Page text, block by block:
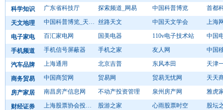
科学知识 广东省科技厅 探索频道_网易 中国科普博览 首都
天文地理 中国科普博览_天文馆 丝路天文 中国天文学会 上海
电子家电 百汇家电网 国美电器 110v电子技术站 中国
手机频道 手机信号屏蔽器 手机之家 友人网 中国
汽车品牌 上海通用 北京吉普 东风本田 天津
商务贸易 中国商贸网 贸易网 贸易无忧网 天天
房产家居 南昌房产信息网 不动产投资管理 泉州房产网 雅虎
财经证券 上海股票协会投资有限责任公司 股游之家 心雨股票时空 股坛